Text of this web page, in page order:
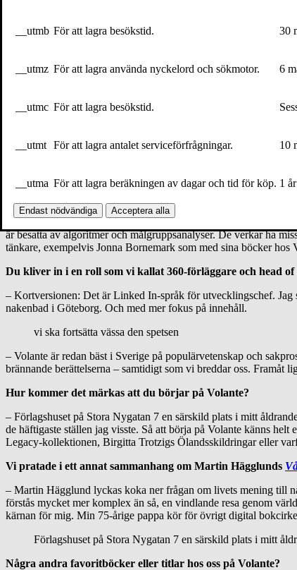
seminarieverksamhet. Om du skulle sammanfatta allt du
hamnade på Kulturhuset var jag onlinechef på SVT Debatt.
skivbolag – och skrivit en bok om den svenska landsbygden
Volante är redan bäst i Sverige på populärvetenskap och
– Det snabba svaret är att jag älskar att läsa, lyssna och
– Dessutom tycker jag att bokbranschen senaste årens känts
är besatta av algoritmer och målgruppsanalyser. De verkar ha
tänkare, exempelvis Jonna Bornemark som med sina böcker
Du kliver in i en roll som vi kallat 360-förläggare och head
– Kortversionen: Det är Linked In-språk för utvecklingschef. Jag
nakenbad i Göteborg. Och med mer fokus på innehåll.
vi ska fortsätta vässa den spetsen
– Volante är redan bäst i Sverige på populärvetenskap och
brännande berättelserna – samtidigt som vi breddar oss.
Hur kommer det märkas att du börjar på Volante?
– Förlagshuset på Stora Nygatan 7 en särskild plats i mitt
de häftigaste ställen jag visste. Så att börja på Volante känns
Legacy-kollektionen, Birgitta Trotzigs Ölandsskildringar eller
Vi pratade i ett annat sammanhang om Martin Hägglunds
– Martin Hägglund lyckas koka ner frågan om livets mening till
förstås mycket mer komplex än så, en vindlande resa genom
kärnan för mig. Min 75-årige pappa kör för övrigt digital
Förlagshuset på Stora Nygatan 7 en särskild plats i mitt
Några andra favoritböcker eller titlar hos oss på Volante?
__utmb För att lagra besökstid. 30
__utmz För att lagra använda nyckelord och sökmotor. 6
__utmc För att lagra besökstid.
__utmt För att lagra antalet serviceförfrågningar. 10
__utma För att lagra beräkningen av dagar och tid för köp. 1 år
Endast nödvändiga Acceptera alla